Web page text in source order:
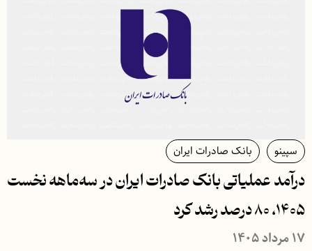
سپینو بانک صادرات ایران
درآمد عملیاتی بانک صادرات ایران در سه‌ماهه نخست
۱۴۰۵، ۸۰ درصد رشد کرد
۱۷ مرداد ۱۴۰۵